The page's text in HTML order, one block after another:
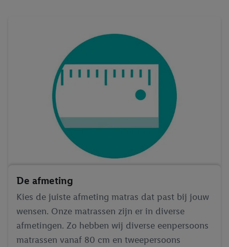
De afmeting
Kies de juiste afmeting matras dat past bij jouw
wensen. Onze matrassen zijn er in diverse
afmetingen. Zo hebben wij diverse eenpersoons
matrassen vanaf 80 cm en tweepersoons